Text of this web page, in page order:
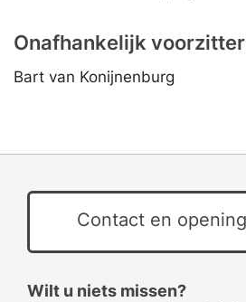
Onafhankelijk voorzitter
Bart van Konijnenburg
Contact en
Wilt u niets missen?